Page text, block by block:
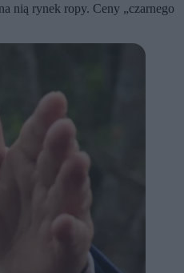
nią rynek ropy. Ceny „czarnego